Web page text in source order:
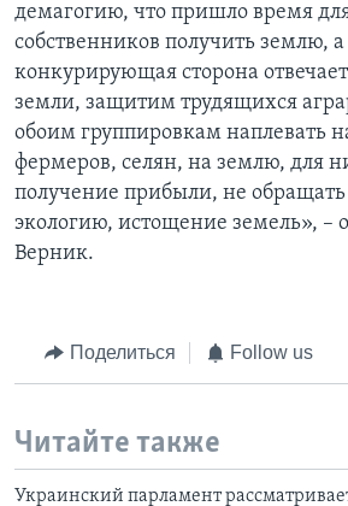
демагогию, что пришло время
собственников получить землю, а
конкурирующая сторона
земли, защитим трудящихся
обоим группировкам наплевать
фермеров, селян, на землю, для
получение прибыли, не
экологию, истощение земель», –
Верник.
Поделиться Follow us
Читайте также
Украинский парламент